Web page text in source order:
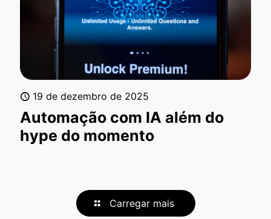
19 de dezembro de 2025
Automação com IA além do
hype do momento
Carregar mais